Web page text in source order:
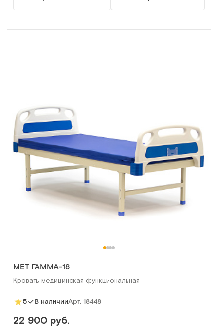
МЕТ ГАММА-18
Кровать медицинская функциональная
5 В наличииАрт. 18448
22 900 руб.